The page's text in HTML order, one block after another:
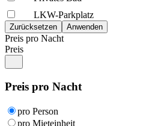
LKW-Parkplatz
Preis pro Nacht
Preis
Preis pro Nacht
pro Person
pro Mieteinheit